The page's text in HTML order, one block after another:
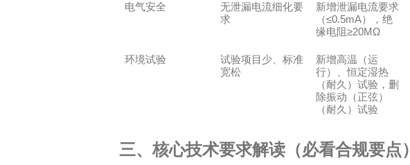
电气安全
无泄漏电流细化要
求
新增泄漏电流要求
（≤0.5mA），绝
缘电阻≥20MΩ
环境试验
试验项目少、标准
宽松
新增高温（运
行）、恒定湿热
（耐久）试验，删
除振动（正弦）
（耐久）试验
三、核心技术要求解读（必看合规要点）